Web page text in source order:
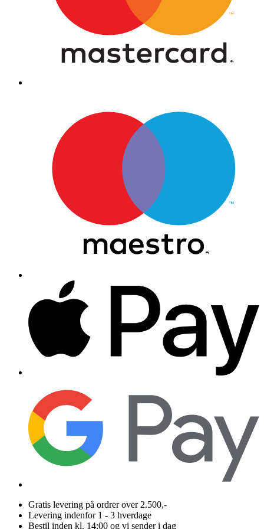
Gratis levering på ordrer over 2.500,-
Levering indenfor 1 - 3 hverdage
Bestil inden kl. 14:00 og vi sender i dag